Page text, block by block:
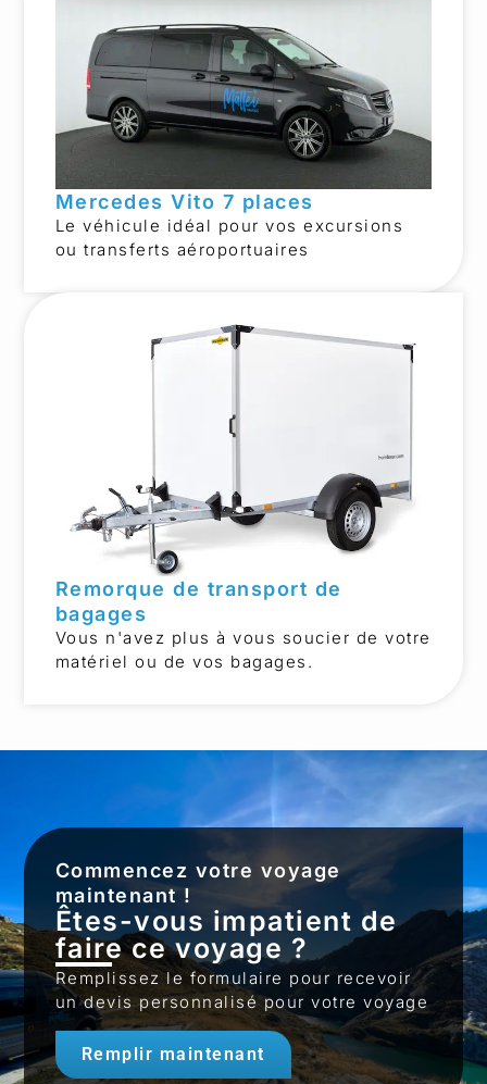
Mercedes Vito 7 places
Le véhicule idéal pour vos excursions
ou transferts aéroportuaires
Remorque de transport de
bagages
Vous n'avez plus à vous soucier de votre
matériel ou de vos bagages.
Commencez votre voyage
maintenant !
Êtes-vous impatient de
faire ce voyage ?
Remplissez le formulaire pour recevoir
un devis personnalisé pour votre voyage
Remplir maintenant